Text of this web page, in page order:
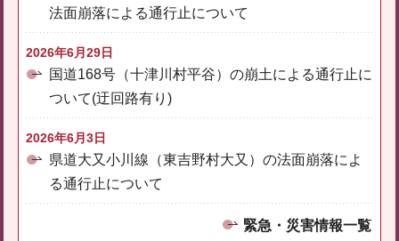
法面崩落による通行止について
2026年6月29日
国道168号（十津川村平谷）の崩土による通行止に
ついて(迂回路有り)
2026年6月3日
県道大又小川線（東吉野村大又）の法面崩落によ
る通行止について
緊急・災害情報一覧